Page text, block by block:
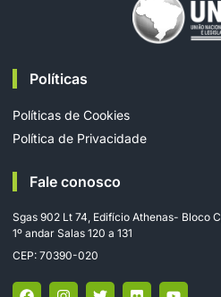
Políticas
Políticas de Cookies
Política de Privacidade
Fale conosco
Sgas 902 Lt 74, Edifício Athenas- Bloco C,
1º andar Salas 120 a 131
CEP: 70390-020